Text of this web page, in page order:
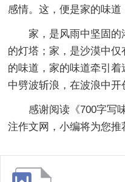
感情。这，便是家的味道
家，是风雨中坚固
的灯塔；家，是沙漠中
的味道，家的味道牵引
中劈波斩浪，在波浪中开
感谢阅读《700字写
注作文网，小编将为您推